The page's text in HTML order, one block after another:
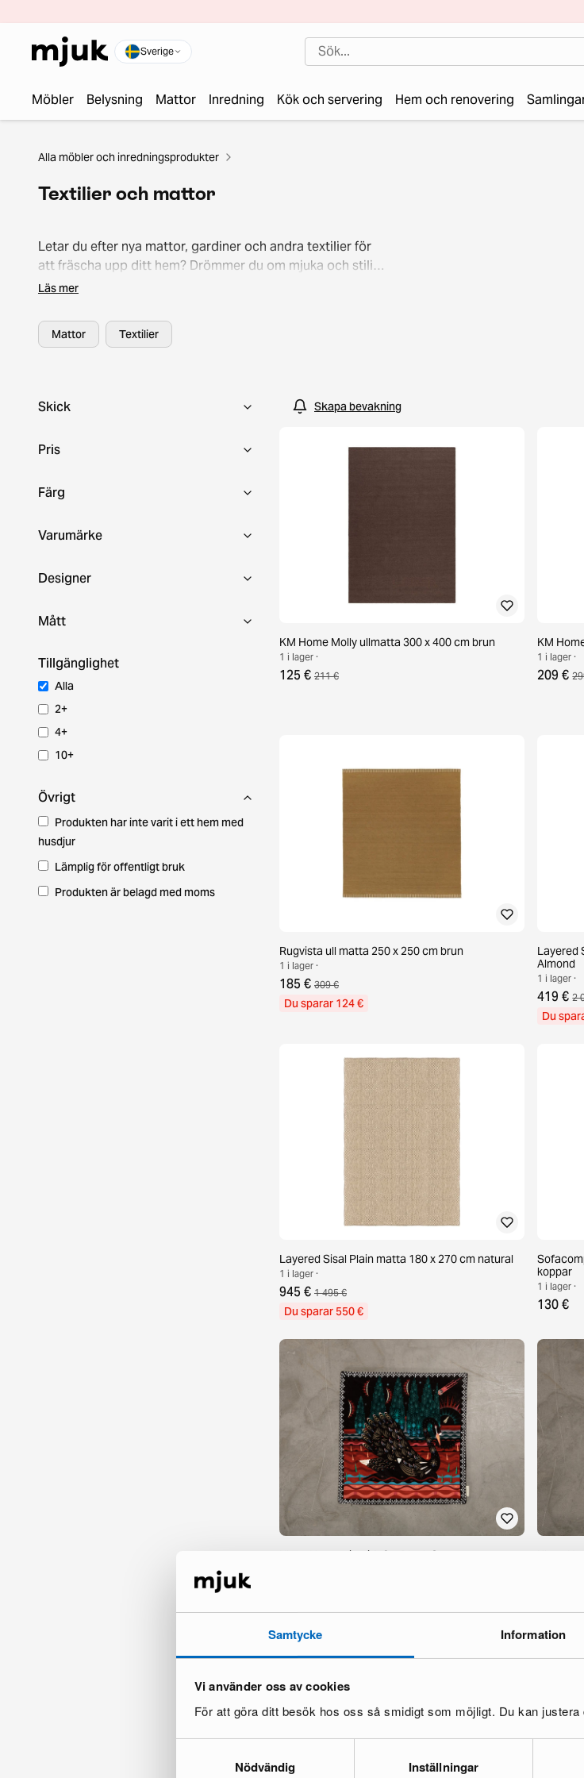
Samtycke Information
Vi använder oss av cookies
För att göra ditt besök hos oss så smidigt som möjligt. Du kan justera
Nödvändig Inställningar
Sverige
Möbler Belysning Mattor Inredning Kök och servering Hem och renovering
Alla möbler och inredningsprodukter
Textilier och mattor
Letar du efter nya mattor, gardiner och andra textilier för
att fräscha upp ditt hem? Drömmer du om mjuka och stiliga
lösningar som skapar en trivsam atmosfär i olika rum? Hos
heminredningstextilier för olika utrymmen och stilar. Gör en
hållbar upgrade där hemma och klicka hem dina favoriter
Läs mer
Mattor Textilier
Skick
Pris
Färg
Varumärke
Designer
Mått
Tillgänglighet
Alla
2+
4+
10+
Övrigt
Produkten har inte varit i ett hem med
husdjur
Lämplig för offentligt bruk
Produkten är belagd med moms
Skapa bevakning
KM Home Molly ullmatta 300 x 400 cm brun
1 i lager ·
125 € 211 €
KM
1 i lager ·
209 €
Rugvista ull matta 250 x 250 cm brun
1 i lager ·
185 € 309 €
Du sparar 124 €
Layered
Almond
1 i lager ·
419 € 2
Du
Layered Sisal Plain matta 180 x 270 cm natural
1 i lager ·
945 € 1 495 €
Du sparar 550 €
koppar
1 i lager ·
130 €
Klaus Haapaniemi & Co. Black Swan
Klaus